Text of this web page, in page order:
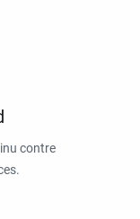
contre